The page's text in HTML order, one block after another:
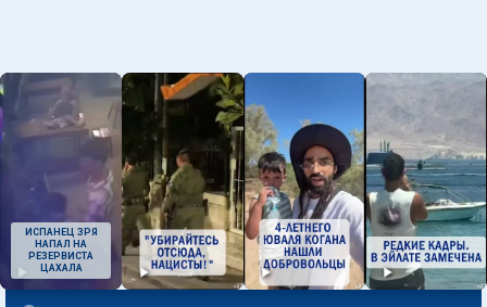
ИСПАНЕЦ ЗРЯ
НАПАЛ НА
РЕЗЕРВИСТА
ЦАХАЛА